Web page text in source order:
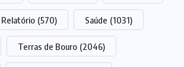
Relatório (570) Saúde (1031)
Terras de Bouro (2046)